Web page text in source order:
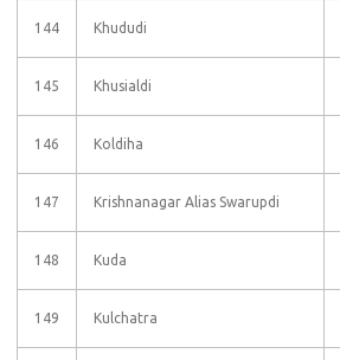
144 Khududi
145 Khusialdi
146 Koldiha
147 Krishnanagar Alias Swarupdi
148 Kuda
149 Kulchatra